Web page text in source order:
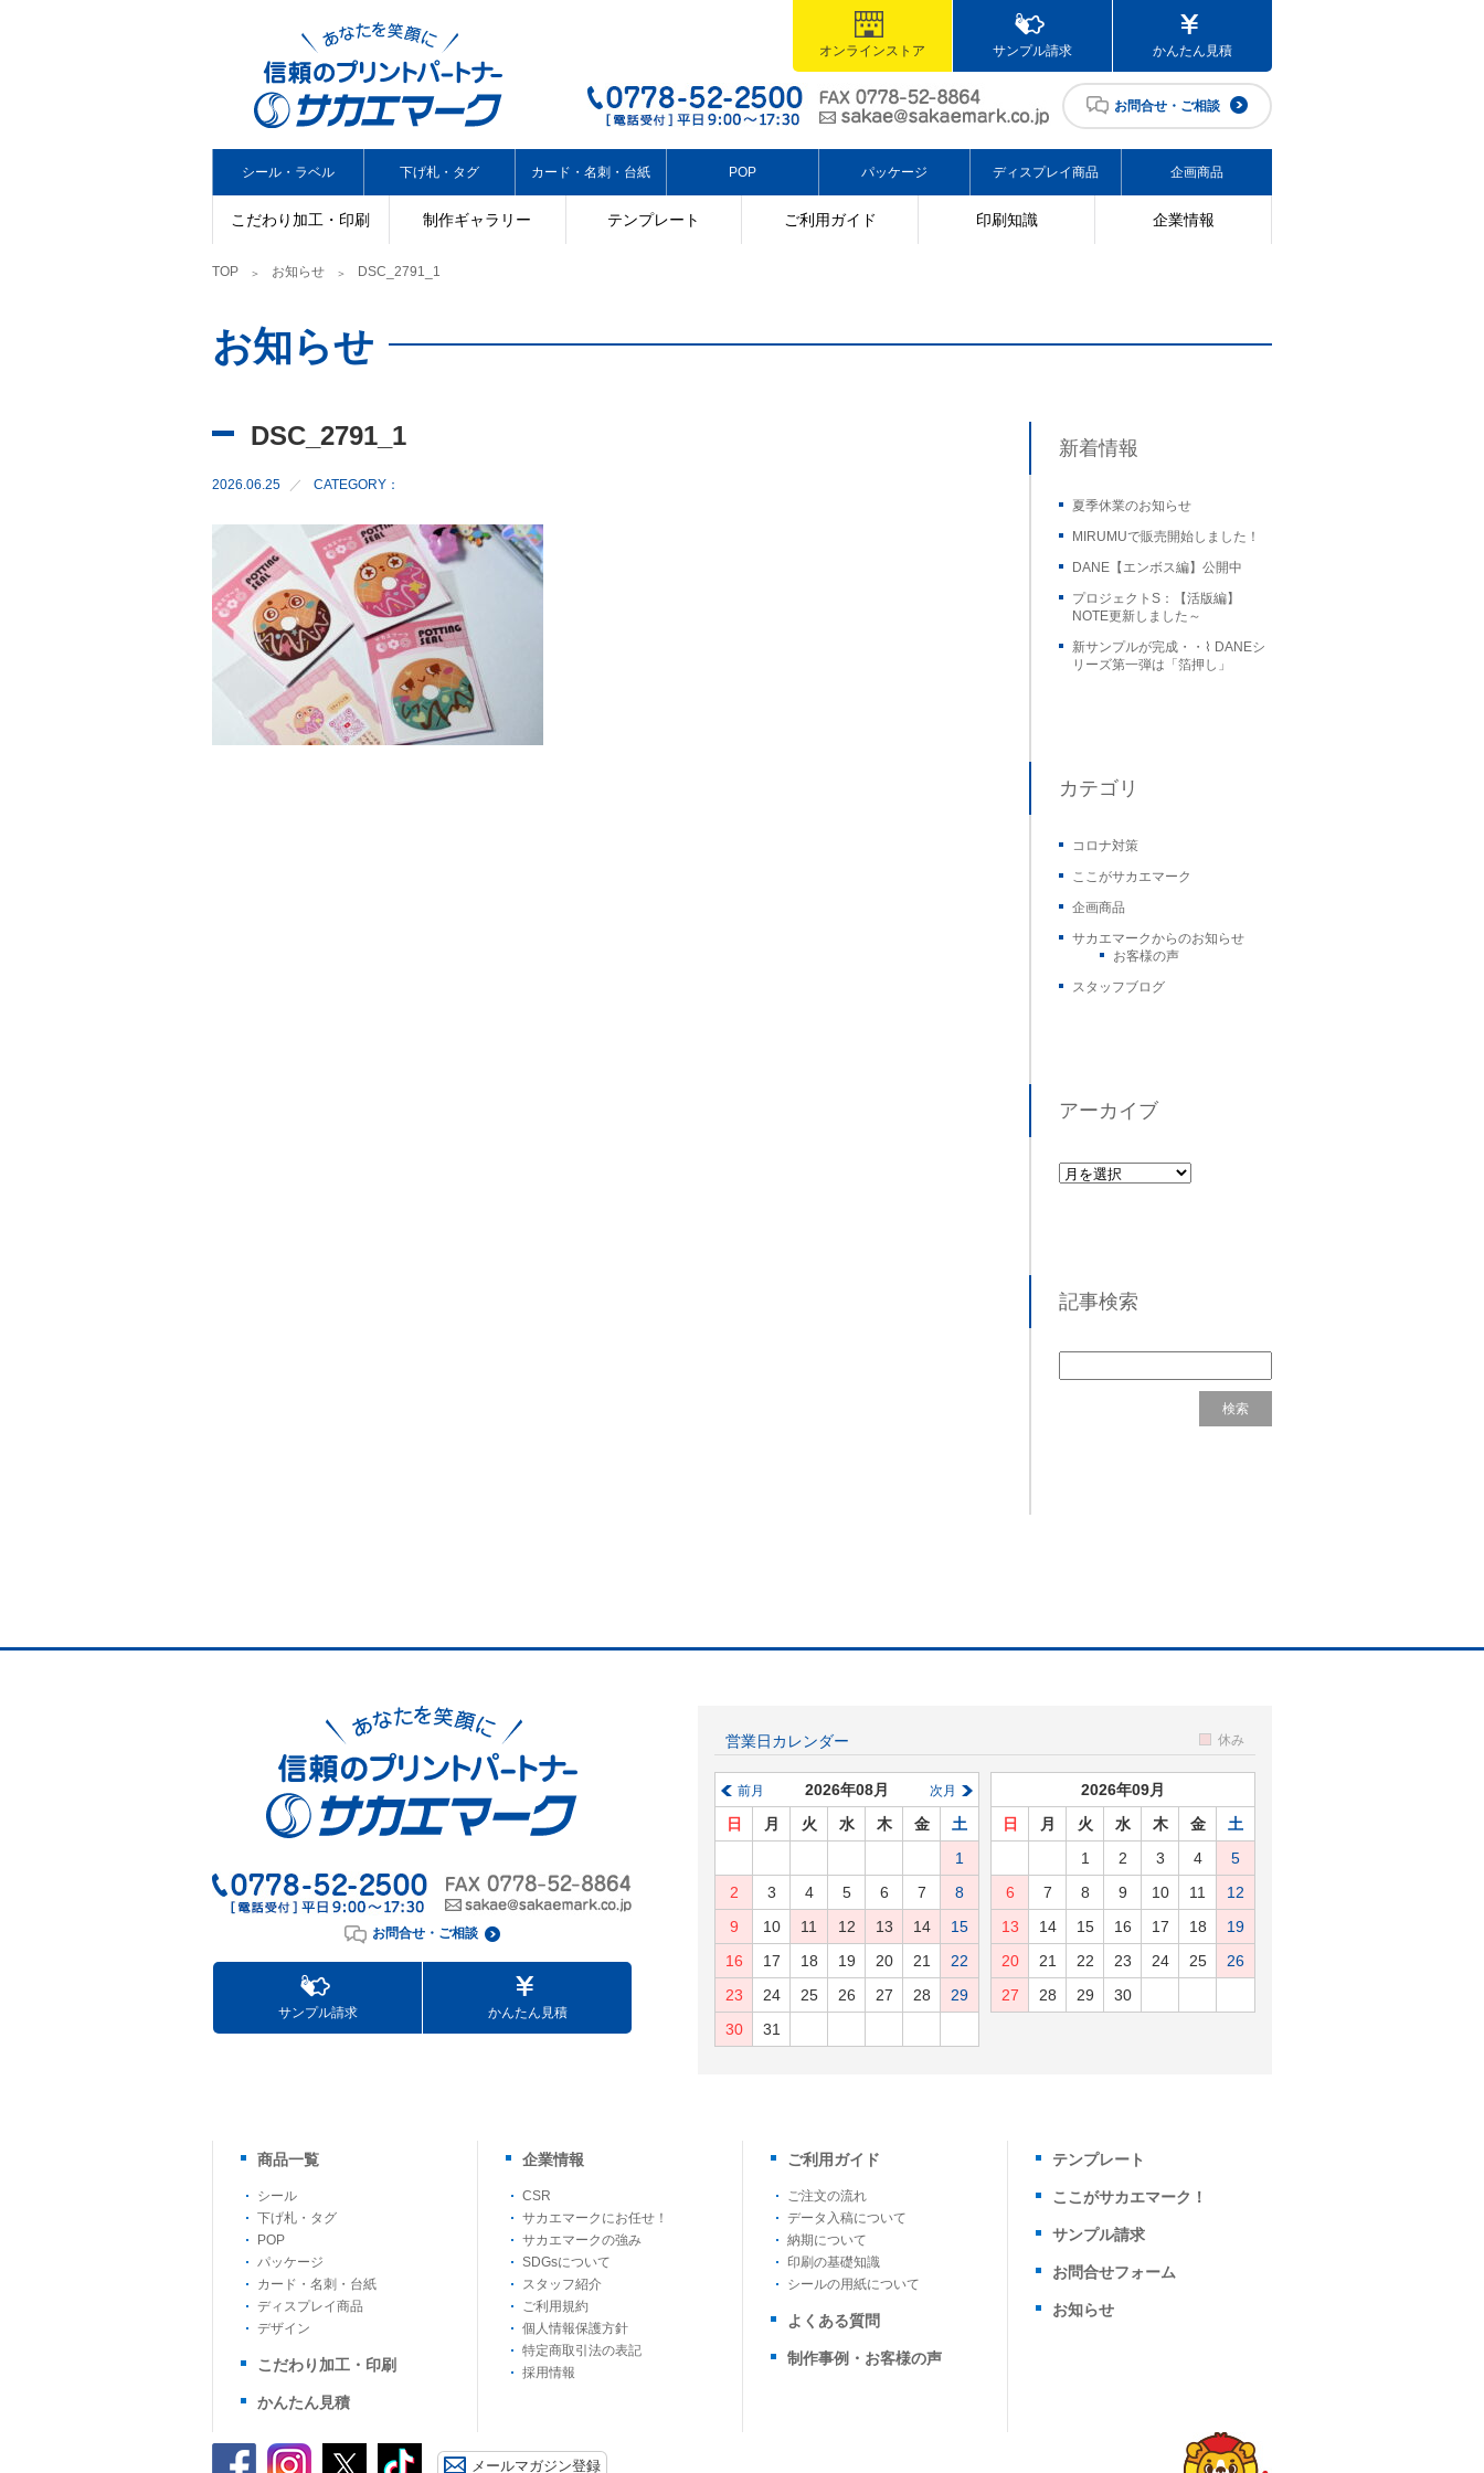
オンラインストア サンプル請求 かんたん見積
お問合せ・ご相談
こだわり加工・印刷 制作ギャラリー テンプレート ご利用ガイド 印刷知識 企業情報
シール・ラベル 下げ札・タグ カード・名刺・台紙 POP パッケージ ディスプレイ商品 企画商品
TOP お知らせ DSC_2791_1
お知らせ
DSC_2791_1
2026.06.25 CATEGORY：
新着情報
夏季休業のお知らせ
MIRUMUで販売開始しました！
DANE【エンボス編】公開中
プロジェクトS：【活版編】
NOTE更新しました～
新サンプルが完成・・⌇ DANEシ
リーズ第一弾は「箔押し」
カテゴリ
コロナ対策
ここがサカエマーク
企画商品
サカエマークからのお知らせ
お客様の声
スタッフブログ
アーカイブ
記事検索
お問合せ・ご相談
サンプル請求 かんたん見積
営業日カレンダー 休み
2026年08月
前月 次月
日 月 火 水 木 金
土
1
2
3 4 5 6 7
8
9
10 11 12 13 14
15
16
17 18 19 20 21
22
23
24 25 26 27 28
29
30
31
2026年09月
日
月 火 水 木 金
土
1
2 3 4
5
6
7 8 9 10 11
12
13
14 15 16 17 18
19
20
21 22 23 24 25
26
27
28 29 30
商品一覧
シール
下げ札・タグ
POP
パッケージ
カード・名刺・台紙
ディスプレイ商品
デザイン
こだわり加工・印刷
かんたん見積
企業情報
CSR
サカエマークにお任せ！
サカエマークの強み
SDGsについて
スタッフ紹介
ご利用規約
個人情報保護方針
特定商取引法の表記
採用情報
ご利用ガイド
ご注文の流れ
データ入稿について
納期について
印刷の基礎知識
シールの用紙について
よくある質問
制作事例・お客様の声
テンプレート
ここがサカエマーク！
サンプル請求
お問合せフォーム
お知らせ
メールマガジン登録